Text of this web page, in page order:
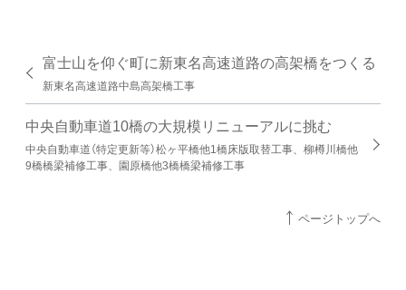
富士山を仰ぐ町に新東名高速道路の高架橋をつくる
新東名高速道路中島高架橋工事
中央自動車道10橋の大規模リニューアルに挑む
中央自動車道（特定更新等）松ヶ平橋他1橋床版取替工事、柳樽川橋他
9橋橋梁補修工事、園原橋他3橋橋梁補修工事
ページトップへ